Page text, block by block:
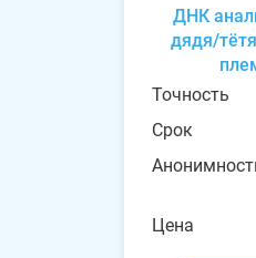
ДНК
дядя/
Точность
Срок
Цена